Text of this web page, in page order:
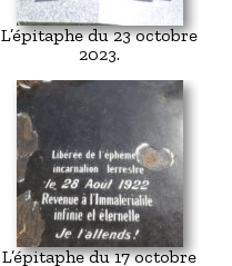
L’épitaphe du 23 octobre
2023.
L’épitaphe du 17 octobre